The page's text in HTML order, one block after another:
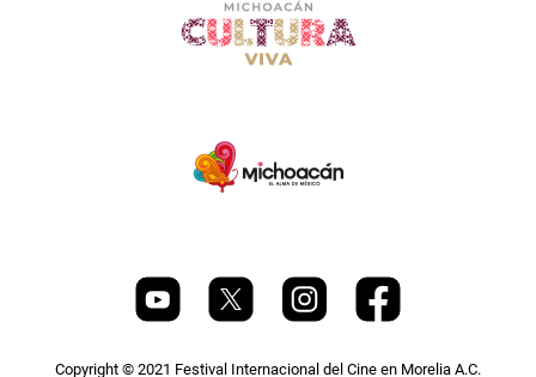
Copyright © 2021 Festival Internacional del Cine en Morelia A.C.